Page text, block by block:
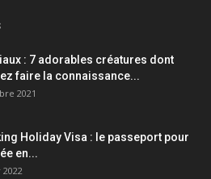
: 7 adorables créatures dont
faire la connaissance...
2021
Holiday Visa : le passeport pour
en...